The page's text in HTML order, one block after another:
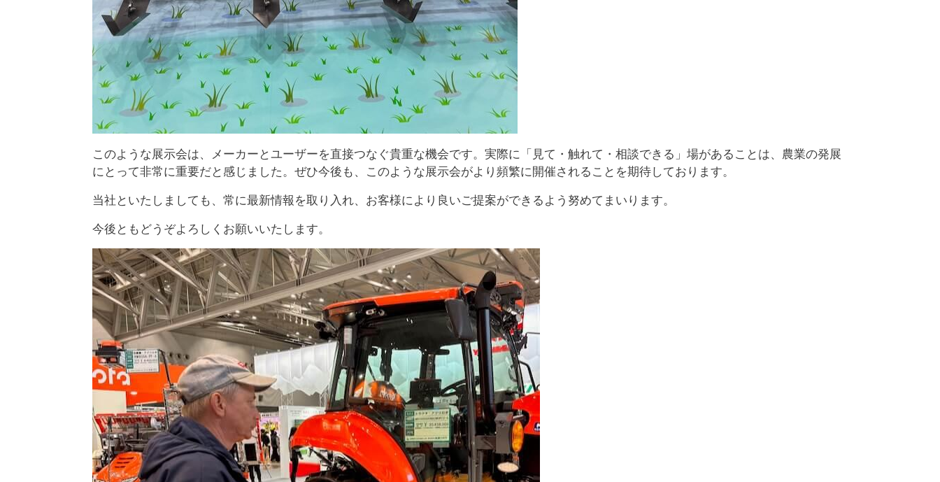
このような展示会は、メーカーとユーザーを直接つなぐ貴重な機会です。実際に「見て・触れて・相談できる」場があることは、農業の発展
にとって非常に重要だと感じました。ぜひ今後も、このような展示会がより頻繁に開催されることを期待しております。
当社といたしましても、常に最新情報を取り入れ、お客様により良いご提案ができるよう努めてまいります。
今後ともどうぞよろしくお願いいたします。